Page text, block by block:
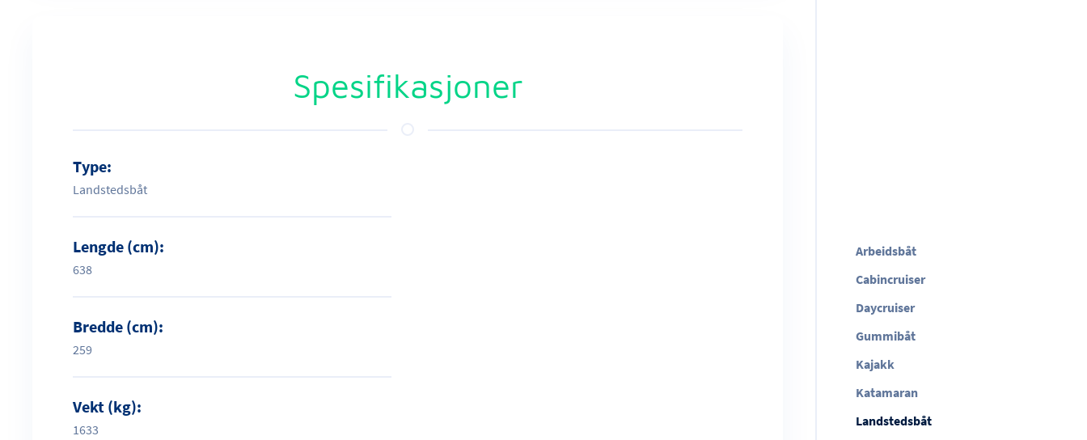
Spesifikasjoner
Type:
Landstedsbåt
Lengde (cm):
638
Bredde (cm):
259
Vekt (kg):
1633
Arbeidsbåt
Cabincruiser
Daycruiser
Gummibåt
Kajakk
Katamaran
Landstedsbåt